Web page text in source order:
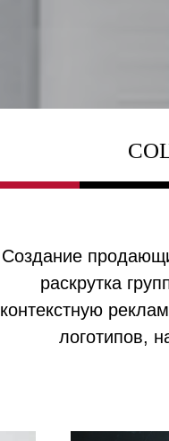
Создание
раскрутка
контекстную
логотипов,